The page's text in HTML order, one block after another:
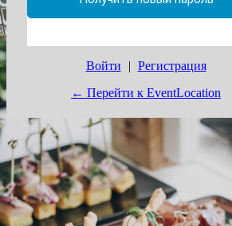
Войти | Регистрация
← Перейти к EventLocation